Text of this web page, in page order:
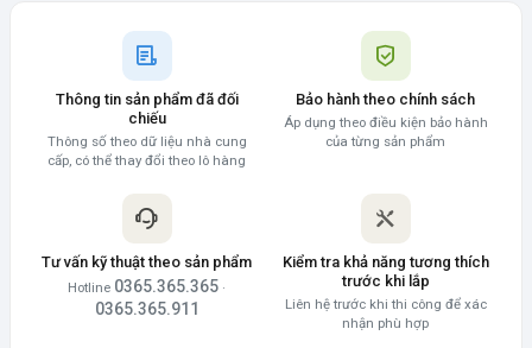
Thông tin sản phẩm đã đối
chiếu
Thông số theo dữ liệu nhà cung
cấp, có thể thay đổi theo lô hàng
Bảo hành theo chính sách
Áp dụng theo điều kiện bảo hành
của từng sản phẩm
Tư vấn kỹ thuật theo sản phẩm
Hotline 0365.365.365 ·
0365.365.911
Kiểm tra khả năng tương thích
trước khi lắp
Liên hệ trước khi thi công để xác
nhận phù hợp